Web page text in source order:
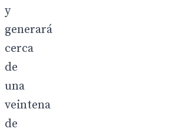
y
generará
cerca
de
una
veintena
de